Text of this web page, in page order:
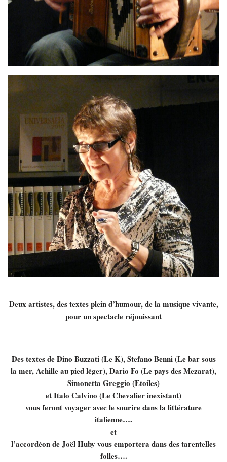
Deux artistes, des textes plein d’humour, de la musique vivante,
pour un spectacle réjouissant
Des textes de Dino Buzzati (Le K), Stefano Benni (Le bar sous
la mer, Achille au pied léger), Dario Fo (Le pays des Mezarat),
Simonetta Greggio (Etoiles)
et Italo Calvino (Le Chevalier inexistant)
vous feront voyager avec le sourire dans la littérature
italienne….
et
l’accordéon de Joël Huby vous emportera dans des tarentelles
folles….